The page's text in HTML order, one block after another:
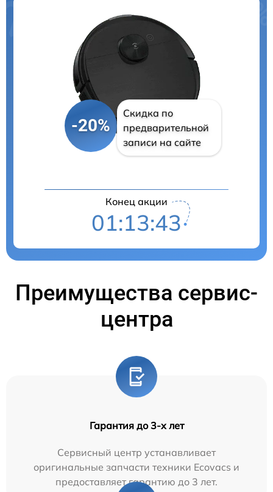
-20%
Скидка по
предварительной
записи на сайте
Конец акции
01:13:42
Преимущества сервис-
центра
Гарантия до 3-х лет
Сервисный центр устанавливает
оригинальные запчасти техники Ecovacs и
предоставляет гарантию до 3 лет.